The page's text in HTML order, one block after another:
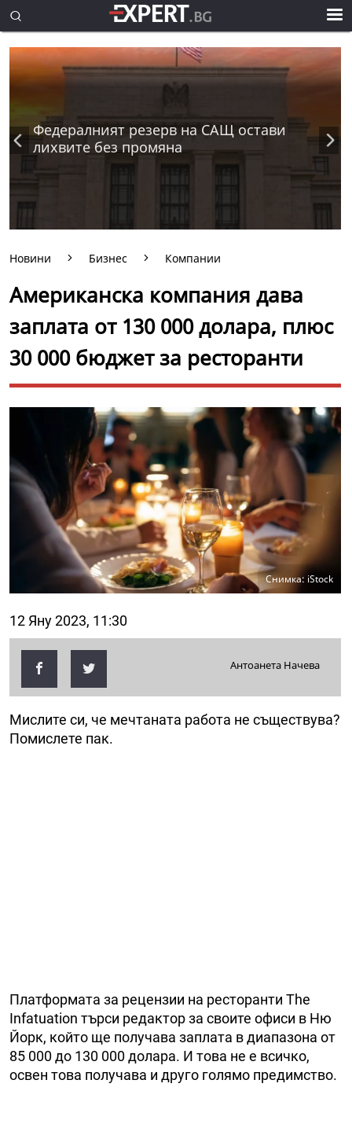
Федералният резерв на САЩ остави
лихвите без промяна
Новини Бизнес Компании
Американска компания дава
заплата от 130 000 долара, плюс
30 000 бюджет за ресторанти
Снимка: iStock
12 Яну 2023, 11:30
Антоанета Начева
Мислите си, че мечтаната работа не съществува?
Помислете пак.
Платформата за рецензии на ресторанти The
Infatuation търси редактор за своите офиси в Ню
Йорк, който ще получава заплата в диапазона от
85 000 до 130 000 долара. И това не е всичко,
освен това получава и друго голямо предимство.